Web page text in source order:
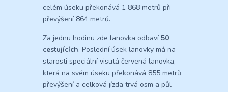
celém úseku překonává 1 868 metrů při
převýšení 864 metrů.
Za jednu hodinu zde lanovka odbaví 50
cestujících. Poslední úsek lanovky má na
starosti speciální visutá červená lanovka,
která na svém úseku překonává 855 metrů
převýšení a celková jízda trvá osm a půl